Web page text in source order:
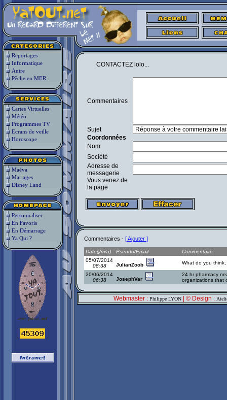
Reportages
Informatique
Autre
Pêche en MER
Cartes Virtuelles
Météo
Programmes TV
Ecrans de veille
Horoscope
Maéva
Mariages
Disney Land
Personnaliser
En Favoris
En Démarrage
Ya Qui ?
CONTACTEZ lolo...
Commentaires
Sujet
Coordonnées
Nom
Société
Adresse de
messagerie
Vous venez de
la page
Commentaires - [ Ajouter ]
Date(j/m/a) Pseudo/Email
Commentaire
05/07/2014
08:38
JulianZoob What do you think,
20/06/2014
06:38
JosephVar
24 hr pharmacy
organizations that
Webmaster : Philippe LYON | © Design :